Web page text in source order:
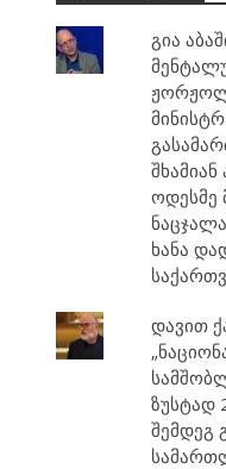
გია
ოდესმე
ხანა
დავით
ზუსტად
შემდეგ